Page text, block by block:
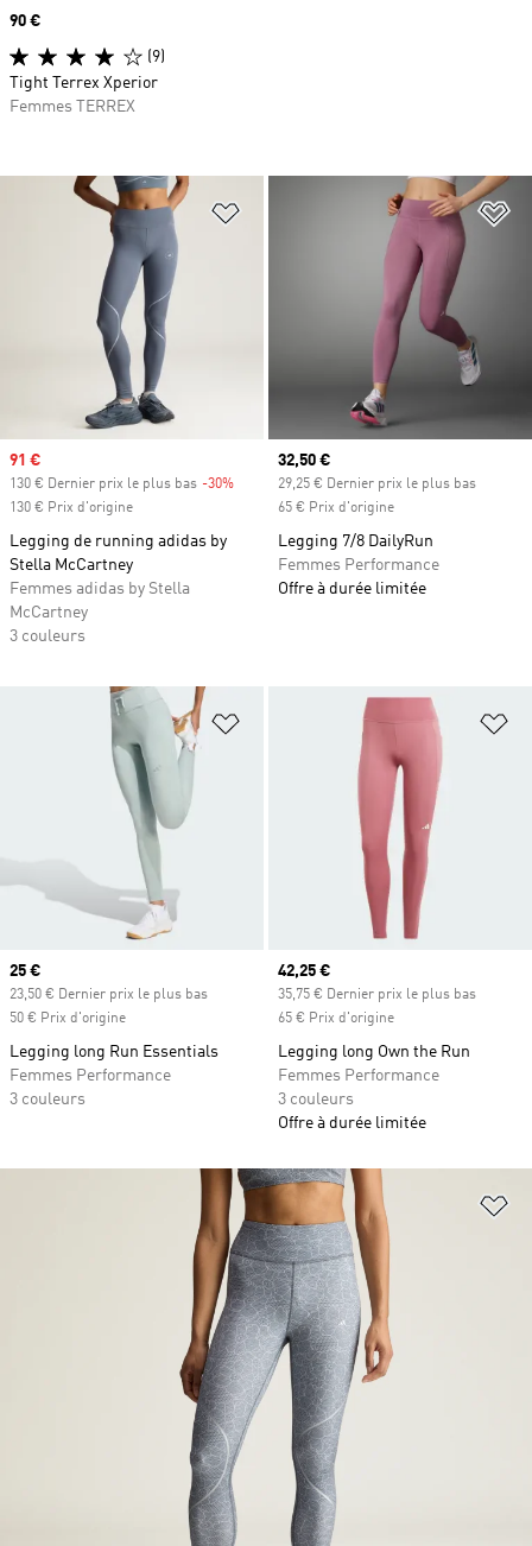
Ajouter à la Liste de produits
Prix soldé
91 €
130 € Dernier prix le plus bas -30%
130 € Prix d'origine
Legging de running adidas by
Stella McCartney
Femmes adidas by Stella
McCartney
3 couleurs
Prix actuel
32,50 €
29,25 € Dernier prix le plus bas
65 € Prix d'origine
Legging 7/8 DailyRun
Femmes Performance
Offre à durée limitée
Ajouter à la Liste de produits
Prix actuel
25 €
23,50 € Dernier prix le plus bas
50 € Prix d'origine
Legging long Run Essentials
Femmes Performance
3 couleurs
Prix actuel
42,25 €
35,75 € Dernier prix le plus bas
65 € Prix d'origine
Legging long Own the Run
Femmes Performance
3 couleurs
Offre à durée limitée
Prix
90 €
(9)
Tight Terrex Xperior
Femmes TERREX